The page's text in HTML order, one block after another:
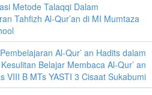
Metode Talaqqi Dalam
Tahfizh Al-Qur’an di MI Mumtaza
Al-Qur’ an Hadits dalam
Belajar Membaca Al-Qur’ an
VIII B MTs YASTI 3 Cisaat Sukabumi